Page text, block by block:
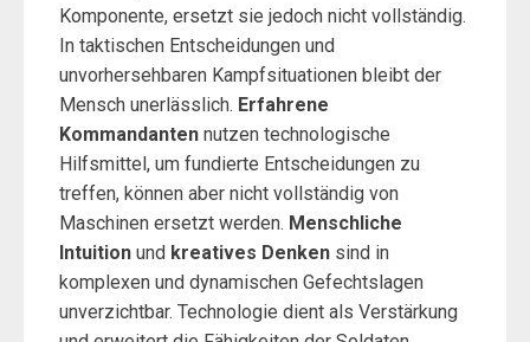
Komponente, ersetzt sie jedoch nicht vollständig.
In taktischen Entscheidungen und
unvorhersehbaren Kampfsituationen bleibt der
Mensch unerlässlich. Erfahrene
Kommandanten nutzen technologische
Hilfsmittel, um fundierte Entscheidungen zu
treffen, können aber nicht vollständig von
Maschinen ersetzt werden. Menschliche
Intuition und kreatives Denken sind in
komplexen und dynamischen Gefechtslagen
unverzichtbar. Technologie dient als Verstärkung